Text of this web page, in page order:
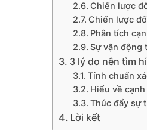
Chiến lược
Chiến lược
Phân tích
Sự vận động
3 lý do nên tìm
Tính chuẩn
Hiểu về
Thúc đẩy sự
Lời kết